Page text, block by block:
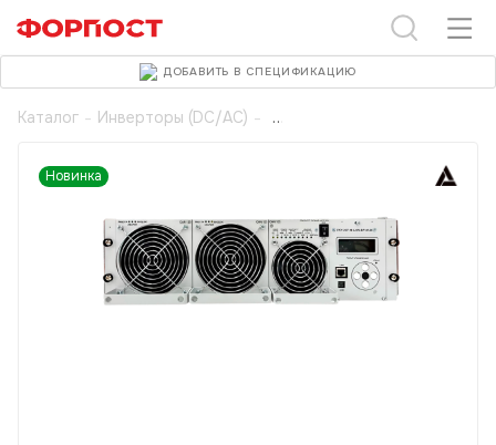
Каталог - Инверторы (DC/AC) -
Новинка
ДОБАВИТЬ В СПЕЦИФИКАЦИЮ